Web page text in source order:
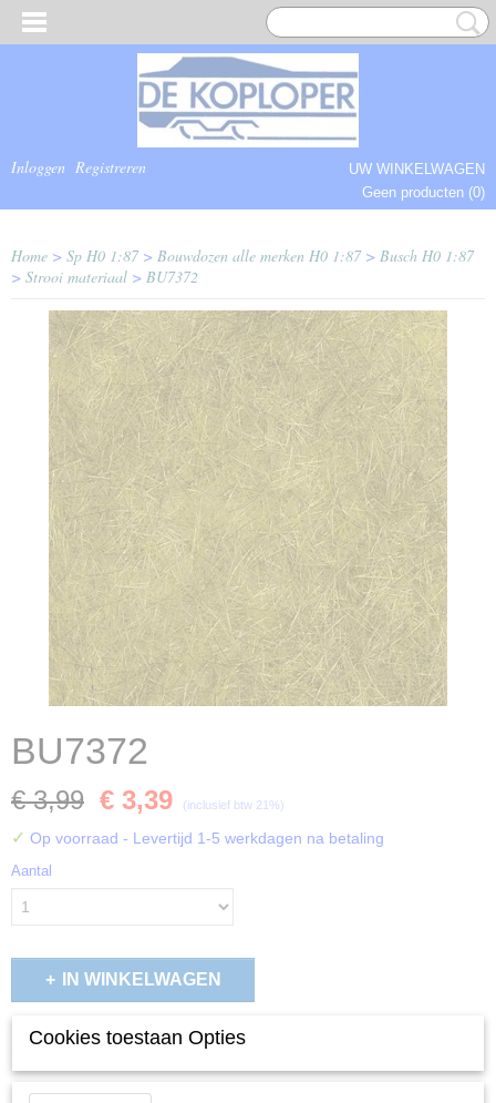
Inloggen Registreren
UW WINKELWAGEN
Geen producten (0)
Home > Sp H0 1:87> Bouwdozen alle merken H0 1:87> Busch H0 1:87
> Strooi materiaal > BU7372
BU7372
€ 3,99 € 3,39 (inclusief btw 21%)
✓ Op voorraad - Levertijd 1-5 werkdagen na betaling
Aantal
IN WINKELWAGEN
Omschrijving
Busch 7372 Grasvezels Korenveld, 6 mm, 15 gram
Cookies toestaan Opties